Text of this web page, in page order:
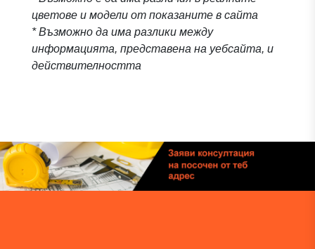
цветове и модели от показаните в сайта
* Възможно да има разлики между
информацията, представена на уебсайта, и
действителността